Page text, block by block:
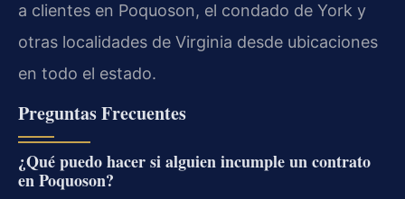
a clientes en Poquoson, el condado de York y
otras localidades de Virginia desde ubicaciones
en todo el estado.
Preguntas Frecuentes
¿Qué puedo hacer si alguien incumple un contrato
en Poquoson?